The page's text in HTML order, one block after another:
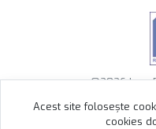
©2026Ivan
Site creat
Acest site folosește
cookies